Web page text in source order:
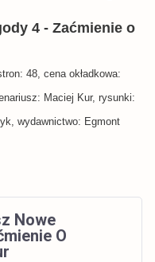
4 - Zaćmienie o
48, cena okładkowa:
: Maciej Kur, rysunki:
wydawnictwo: Egmont
Nowe
O